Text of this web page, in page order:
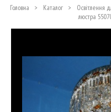
Головна > Каталог > Освітлення
люстра